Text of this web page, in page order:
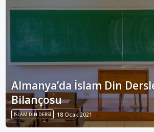
Almanya’da İslam Din
Bilançosu
İSLAM DIN DERSI 18 Ocak 2021